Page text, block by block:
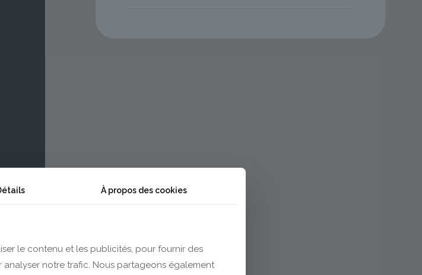
À propos des cookies
le contenu et les publicités, pour fournir des
notre trafic. Nous partageons également